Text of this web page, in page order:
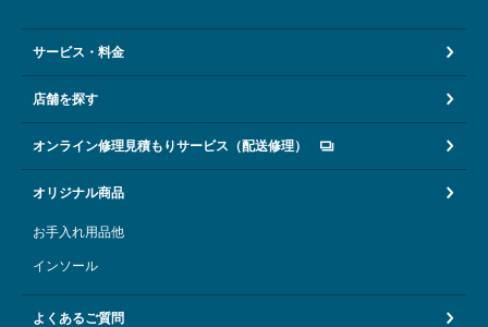
サービス・料金
店舗を探す
オンライン修理見積もりサービス（配送修理）
オリジナル商品
お手入れ用品他
インソール
よくあるご質問